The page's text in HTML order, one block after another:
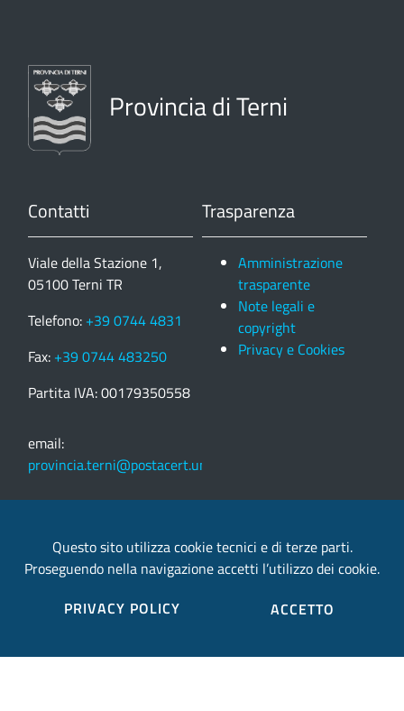
Provincia di Terni
Contatti
Viale della Stazione 1,
05100 Terni TR
Telefono: +39 0744 4831
Fax: +39 0744 483250
Partita IVA: 00179350558
email:
provincia.terni@postacert.umbria.it
Trasparenza
Amministrazione
trasparente
Note legali e
copyright
Privacy e Cookies
Sito web realizzato in collaborazione conGruppo
Questo sito utilizza cookie tecnici e di terze parti.
Proseguendo nella navigazione accetti l’utilizzo dei cookie.
PRIVACY POLICY
ACCETTO